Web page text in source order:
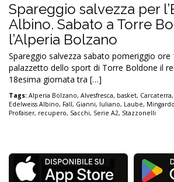
Spareggio salvezza per
Albino. Sabato a Torre
l’Alperia Bolzano
Spareggio salvezza sabato pomeriggio ore
palazzetto dello sport di Torre Boldone il
18esima giornata tra […]
Tags: Alperia Bolzano, Alvesfresca, basket, Carcaterra,
Edelweiss Albino, Fall, Gianni, Iuliano, Laube, Mingardo
Profaiser, recupero, Sacchi, Serie A2, Stazzonelli